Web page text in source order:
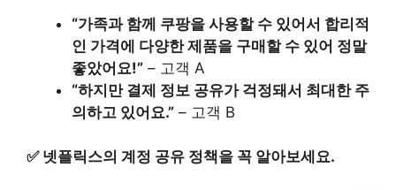
“가족과 함께 쿠팡을 사용할 수 있어서 합리적
인 가격에 다양한 제품을 구매할 수 있어 정말
좋았어요!” – 고객 A
“하지만 결제 정보 공유가 걱정돼서 최대한 주
의하고 있어요.” – 고객 B
✅ 넷플릭스의 계정 공유 정책을 꼭 알아보세요.